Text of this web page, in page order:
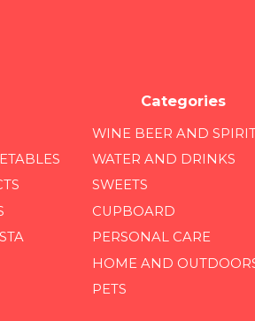
Categories
WINE BEER AND
WATER AND DRINKS
SWEETS
CUPBOARD
PERSONAL CARE
HOME AND
PETS